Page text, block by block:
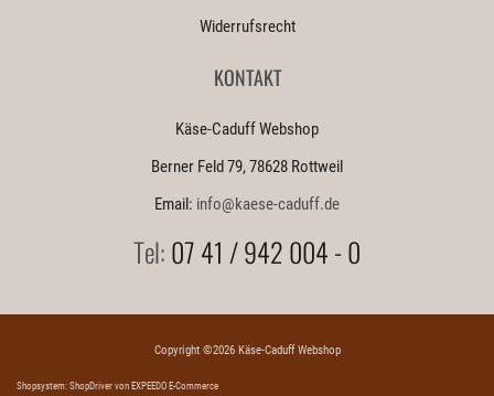
Widerrufsrecht
KONTAKT
Käse-Caduff Webshop
Berner Feld 79, 78628 Rottweil
Email: info@kaese-caduff.de
Tel:07 41 / 942 004 - 0
Copyright ©2026 Käse-Caduff Webshop
Shopsystem: ShopDriver von EXPEEDO E-Commerce